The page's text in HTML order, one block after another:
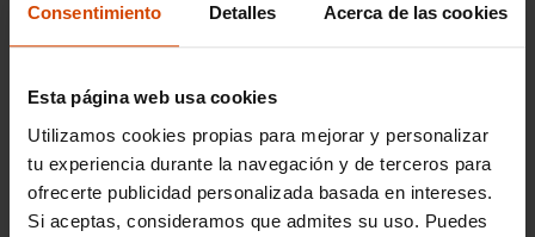
Consentimiento Detalles Acerca de las cookies
Esta página web usa cookies
Utilizamos cookies propias para mejorar y personalizar
tu experiencia durante la navegación y de terceros para
ofrecerte publicidad personalizada basada en intereses.
Si aceptas, consideramos que admites su uso. Puedes
Si lo prefieres,
gestionamos la venta de
tu vehículo